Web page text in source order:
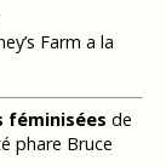
Farm a la
féminisées de
phare Bruce